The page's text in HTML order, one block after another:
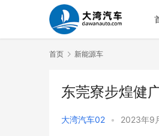
首页 新能源车
东莞寮步煌健
大湾汽车02 • 2023年9